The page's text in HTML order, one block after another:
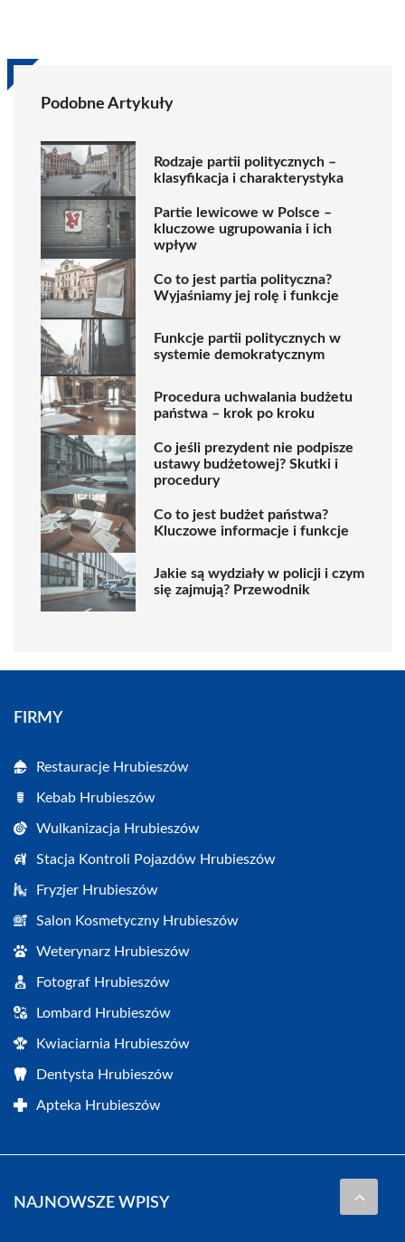
Podobne Artykuły
Rodzaje partii politycznych –
klasyfikacja i charakterystyka
Partie lewicowe w Polsce –
kluczowe ugrupowania i ich
wpływ
Co to jest partia polityczna?
Wyjaśniamy jej rolę i funkcje
Funkcje partii politycznych w
systemie demokratycznym
Procedura uchwalania budżetu
państwa – krok po kroku
Co jeśli prezydent nie podpisze
ustawy budżetowej? Skutki i
procedury
Co to jest budżet państwa?
Kluczowe informacje i funkcje
Jakie są wydziały w policji i czym
się zajmują? Przewodnik
FIRMY
Restauracje Hrubieszów
Kebab Hrubieszów
Wulkanizacja Hrubieszów
Stacja Kontroli Pojazdów Hrubieszów
Fryzjer Hrubieszów
Salon Kosmetyczny Hrubieszów
Weterynarz Hrubieszów
Fotograf Hrubieszów
Lombard Hrubieszów
Kwiaciarnia Hrubieszów
Dentysta Hrubieszów
Apteka Hrubieszów
NAJNOWSZE WPISY